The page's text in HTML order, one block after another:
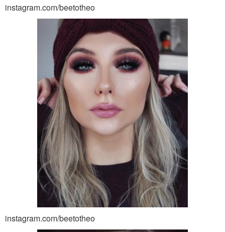
instagram.com/beetotheo
instagram.com/beetotheo